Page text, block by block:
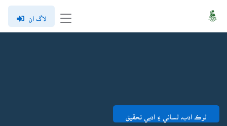
لاگ ان
لوڪ ادب، لساني ۽ ادبي تحقيق